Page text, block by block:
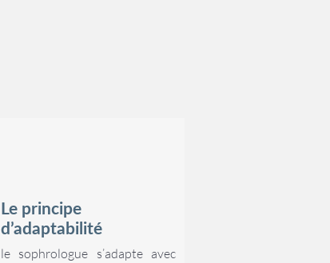
Le principe
d’adaptabilité
le sophrologue s’adapte avec